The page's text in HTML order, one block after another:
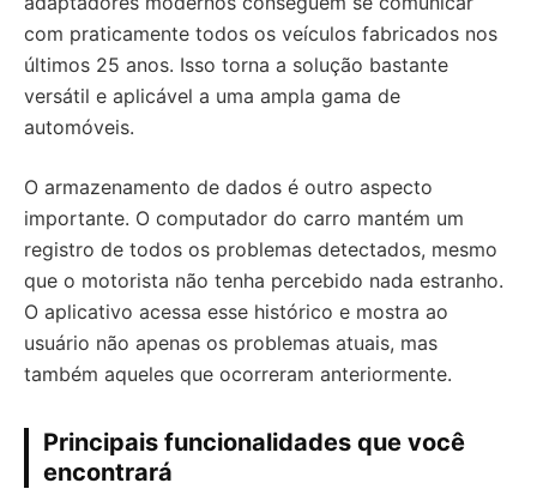
com praticamente todos os veículos fabricados nos
últimos 25 anos. Isso torna a solução bastante
versátil e aplicável a uma ampla gama de
automóveis.
O armazenamento de dados é outro aspecto
importante. O computador do carro mantém um
registro de todos os problemas detectados, mesmo
que o motorista não tenha percebido nada estranho.
O aplicativo acessa esse histórico e mostra ao
usuário não apenas os problemas atuais, mas
também aqueles que ocorreram anteriormente.
Principais funcionalidades que você
encontrará